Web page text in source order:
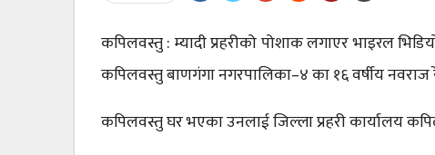
कपिलवस्तु : म्यादी प्रहरीको पोशाक लगाएर भाइरल
कपिलवस्तु बाणगंगा नगरपालिका–४ का १६ वर्षीय नवराज
कपिलवस्तु घर भएका उनलाई जिल्ला प्रहरी कार्यालय